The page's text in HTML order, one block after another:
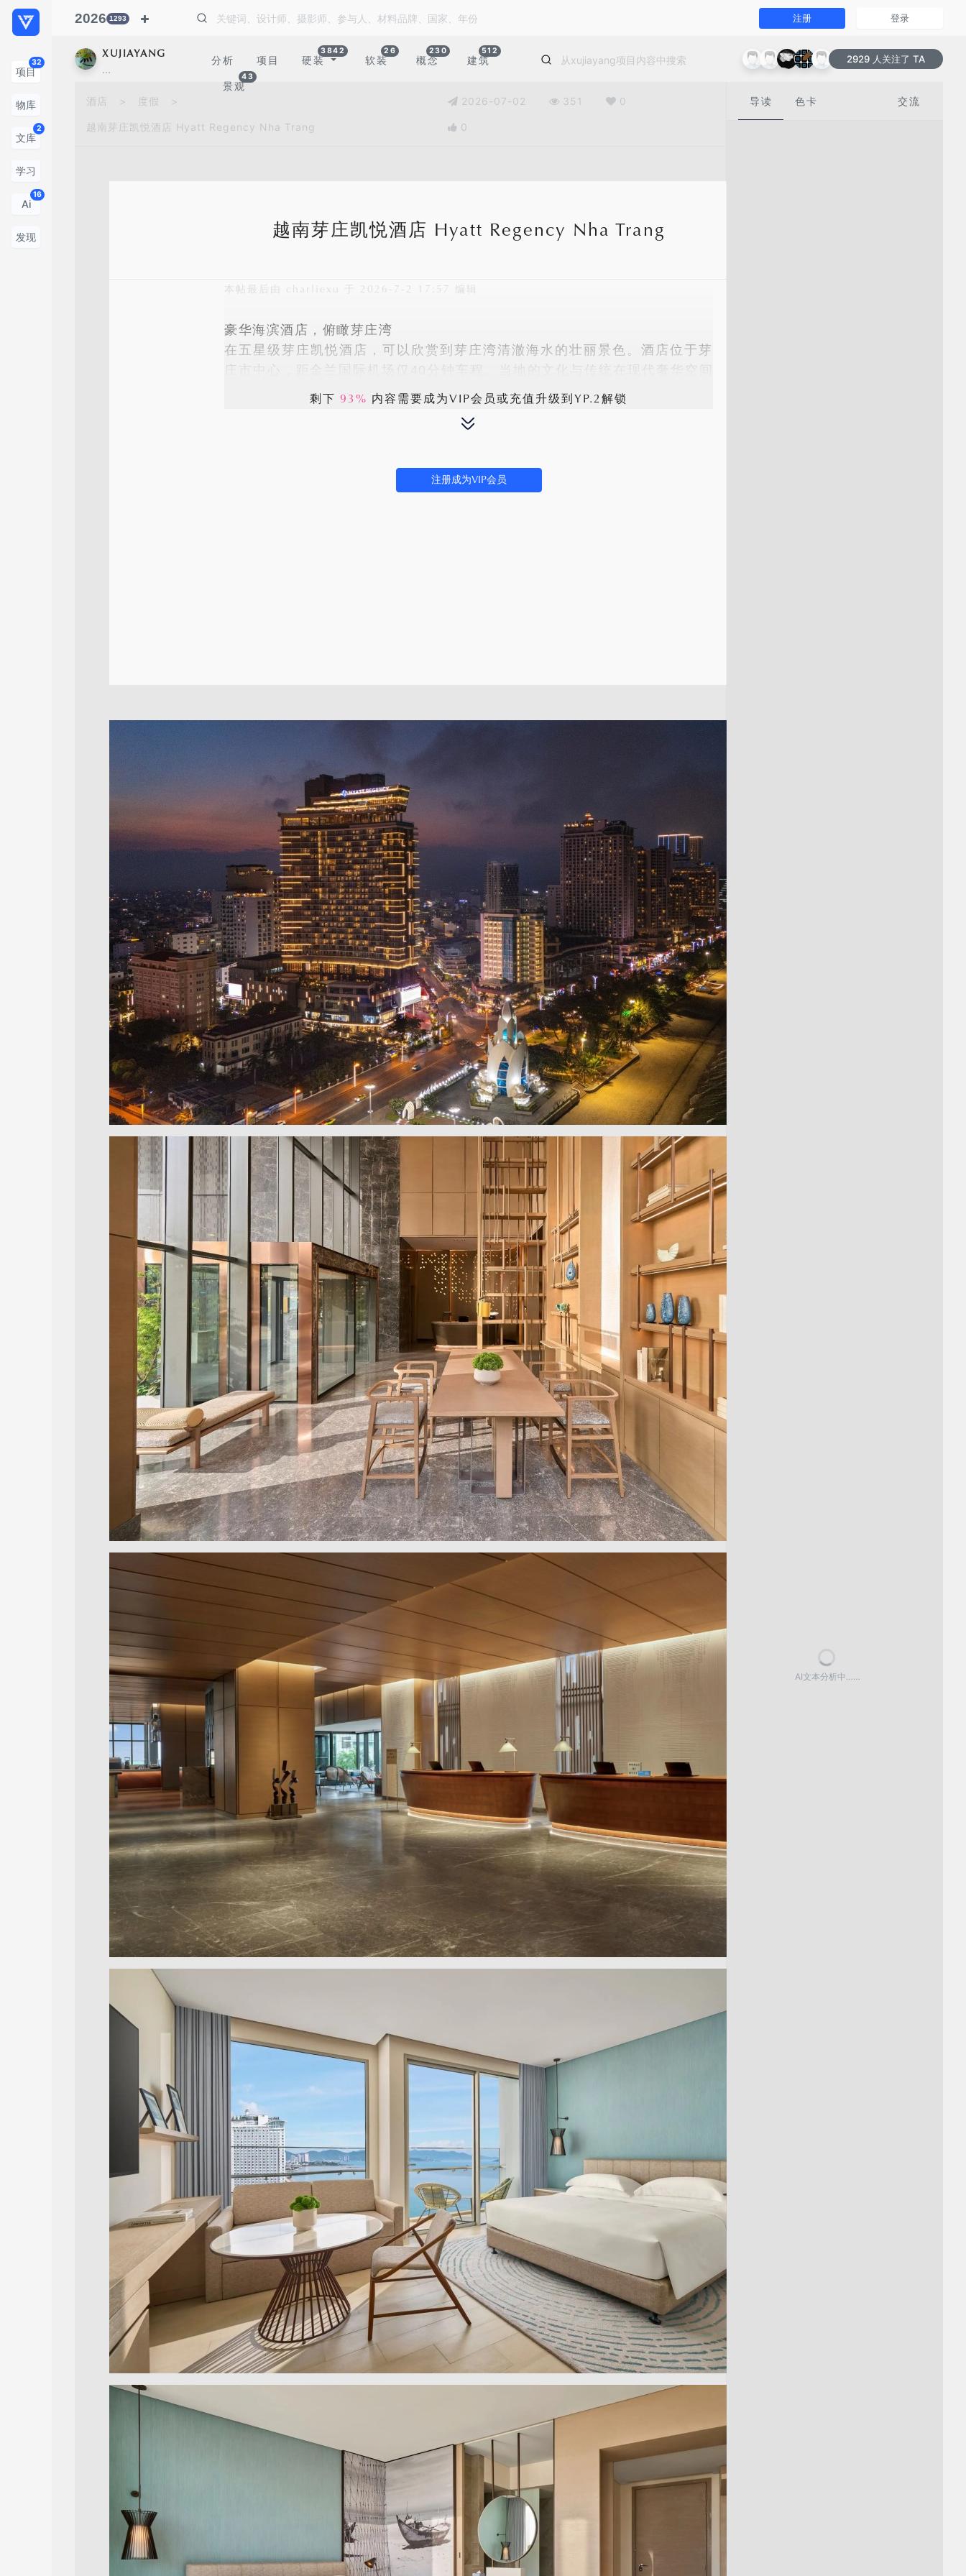
项目
32
物库
文库
2
学习
Ai
16
发现
2026 1293 注册 登录
XUJIAYANG
…
分析 项目 硬装
3842
软装
26
概念
230
建筑
512
景观
43
2929 人关注了 TA
酒店 > 度假 >
越南芽庄凯悦酒店 Hyatt Regency Nha Trang
2026-07-02 351 0
0
越南芽庄凯悦酒店 Hyatt Regency Nha Trang
本帖最后由 charliexu 于 2026-7-2 17:57 编辑
豪华海滨酒店，俯瞰芽庄湾
在五星级芽庄凯悦酒店，可以欣赏到芽庄湾清澈海水的壮丽景色。酒店位于芽
剩下 93% 内容需要成为VIP会员或充值升级到YP.2解锁
注册成为VIP会员
导读 色卡 交流
AI文本分析中……